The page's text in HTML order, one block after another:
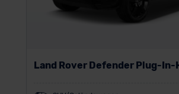
Land Rover Defender Plug-In-